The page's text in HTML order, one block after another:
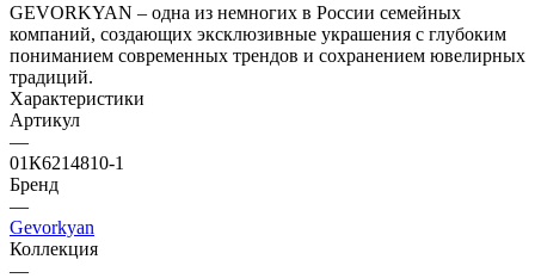
GEVORKYAN – одна из немногих в России семейных
компаний, создающих эксклюзивные украшения с глубоким
пониманием современных трендов и сохранением ювелирных
традиций.
Характеристики
Артикул
—
01К6214810-1
Бренд
—
Gevorkyan
Коллекция
—